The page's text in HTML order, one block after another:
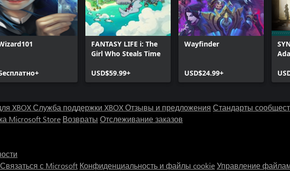
FANTASY LIFE i: The
Girl Who Steals Time
USD$59.99+
Wayfinder
USD$24.99+
Ada
XBOXСлужба поддержки XBOXОтзывы и предложения Стандарты
Microsoft Store Возвраты Отслеживание заказов
Связаться с Microsoft Конфиденциальность и файлы cookieУправление